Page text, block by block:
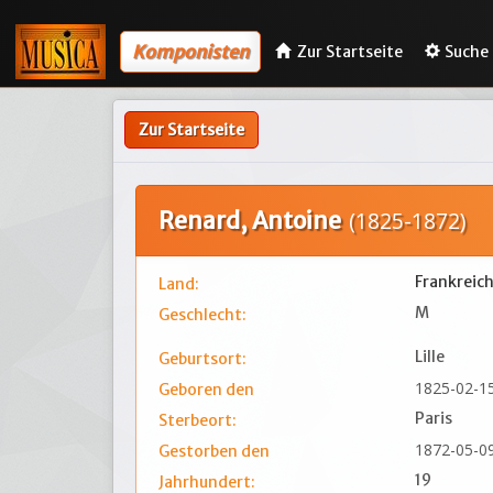
Komponisten Zur Startseite Suche
Zur Startseite
Renard, Antoine (1825-1872)
Land:
Frankreich
Geschlecht:
M
Geburtsort:
Lille
Geboren den
1825-02-
Sterbeort:
Paris
Gestorben den
1872-05-
Jahrhundert: 19